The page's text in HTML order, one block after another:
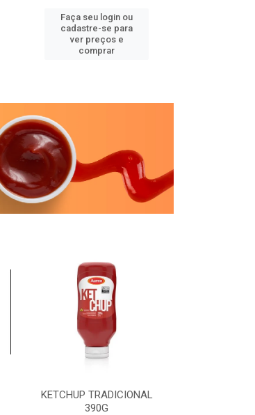
Faça seu login ou
cadastre-se para
ver preços e
comprar
KETCHUP TRADICIONAL
390G